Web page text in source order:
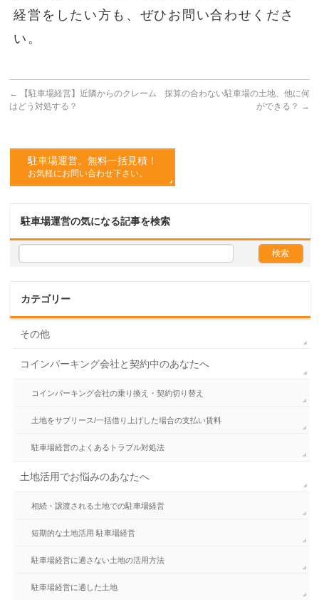
経営をしたい方も、ぜひお問い合わせくださ
い。
←
【駐車場経営】近隣からのクレーム
はどう対処する？
採算の合わない駐車場の土地、他に何
ができる？ →
駐車場運営。無料一括見積！
お気軽にお問い合わせ下さい。
駐車場運営の気になる記事を検索
カテゴリー
その他
コインパーキング会社と契約中のあなたへ
コインパーキング会社の乗り換え・契約切り替え
土地をサブリース/一括借り上げした場合の支払い賃料
駐車場経営のよくあるトラブル対処法
土地活用でお悩みのあなたへ
相続・譲渡される土地での駐車場経営
短期的な土地活用 駐車場経営
駐車場経営に適さない土地の活用方法
駐車場経営に適した土地